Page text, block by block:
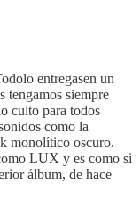
entregasen un
tengamos siempre
culto para todos
como la
monolítico oscuro.
LUX y es como si
álbum, de hace